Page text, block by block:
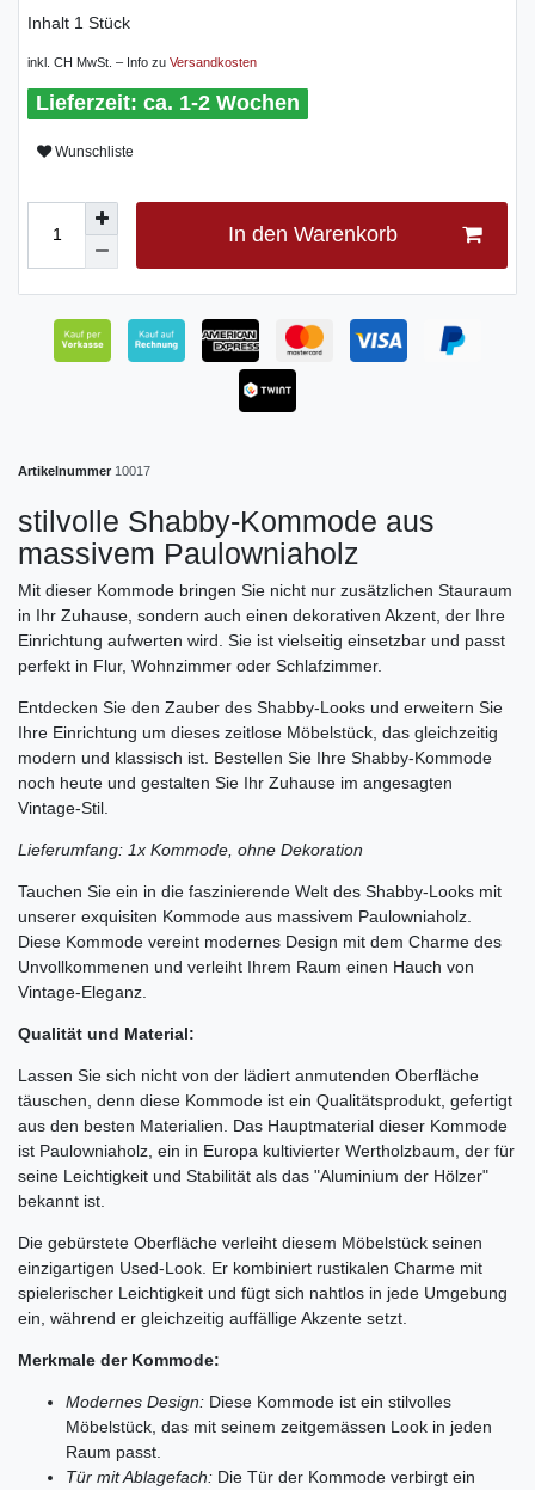
Inhalt 1 Stück
inkl. CH MwSt. – Info zu Versandkosten
ca. 1-2 Wochen
Wunschliste
In den Warenkorb
Artikelnummer 10017
stilvolle Shabby-Kommode aus
massivem Paulowniaholz
Mit dieser Kommode bringen Sie nicht nur zusätzlichen Stauraum
in Ihr Zuhause, sondern auch einen dekorativen Akzent, der Ihre
Einrichtung aufwerten wird. Sie ist vielseitig einsetzbar und passt
perfekt in Flur, Wohnzimmer oder Schlafzimmer.
Entdecken Sie den Zauber des Shabby-Looks und erweitern Sie
Ihre Einrichtung um dieses zeitlose Möbelstück, das gleichzeitig
modern und klassisch ist. Bestellen Sie Ihre Shabby-Kommode
noch heute und gestalten Sie Ihr Zuhause im angesagten
Vintage-Stil.
Lieferumfang: 1x Kommode, ohne Dekoration
Tauchen Sie ein in die faszinierende Welt des Shabby-Looks mit
unserer exquisiten Kommode aus massivem Paulowniaholz.
Diese Kommode vereint modernes Design mit dem Charme des
Unvollkommenen und verleiht Ihrem Raum einen Hauch von
Vintage-Eleganz.
Qualität und Material:
Lassen Sie sich nicht von der lädiert anmutenden Oberfläche
täuschen, denn diese Kommode ist ein Qualitätsprodukt, gefertigt
aus den besten Materialien. Das Hauptmaterial dieser Kommode
ist Paulowniaholz, ein in Europa kultivierter Wertholzbaum, der für
seine Leichtigkeit und Stabilität als das "Aluminium der Hölzer"
bekannt ist.
Die gebürstete Oberfläche verleiht diesem Möbelstück seinen
einzigartigen Used-Look. Er kombiniert rustikalen Charme mit
spielerischer Leichtigkeit und fügt sich nahtlos in jede Umgebung
ein, während er gleichzeitig auffällige Akzente setzt.
Merkmale der Kommode:
Modernes Design: Diese Kommode ist ein stilvolles
Möbelstück, das mit seinem zeitgemässen Look in jeden
Raum passt.
Tür mit Ablagefach: Die Tür der Kommode verbirgt ein